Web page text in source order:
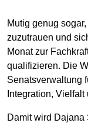
Mutig genug
zuzutrauen und
Monat zur
qualifizieren. Die
Senatsverwaltung
Integration,
Damit wird Dajana